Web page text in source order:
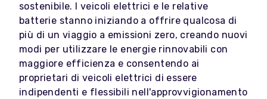
sostenibile. I veicoli elettrici e le relative
batterie stanno iniziando a offrire qualcosa di
più di un viaggio a emissioni zero, creando nuovi
modi per utilizzare le energie rinnovabili con
maggiore efficienza e consentendo ai
proprietari di veicoli elettrici di essere
indipendenti e flessibili nell'approvvigionamento